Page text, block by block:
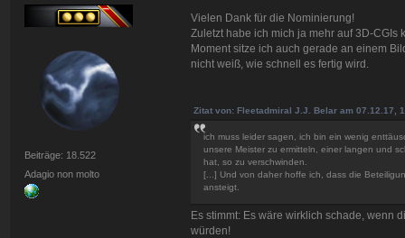
Beiträge: 18.522
Adagio non molto
Vielen Dank für die Nominierung!
Zuletzt habe ich mich ja mehr auf 3D-CGIs
Moment sitze ich auch gerade an einem
nicht weiß, wie schnell es fertig wird.
Zitat von: Fleetadmiral J.J. Belar am 07.12.17,
ich muss leider sagen, ich bin ein wenig
unsere Meister zu ermitteln, einer langen und
hat, so zu verschwinden.
[...] Und von daher hoffe ich, dass die
ansteigt.
Es stimmt: Es wäre wirklich schade, wenn
würden!